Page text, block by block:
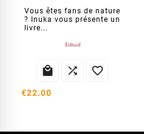
Vous êtes fans de nature
? Inuka vous présente un
livre...
  
€22.00